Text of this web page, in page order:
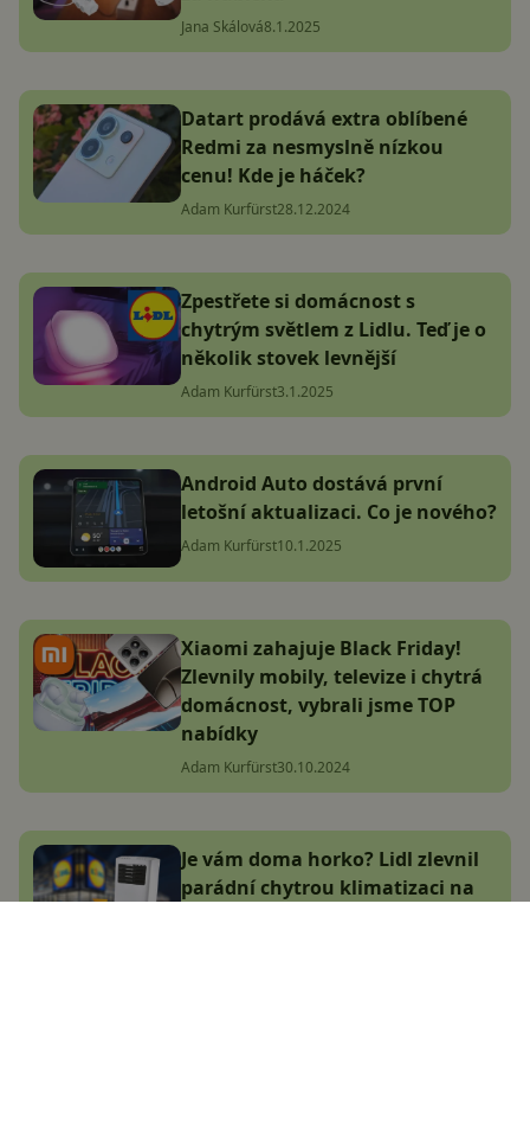
Jana Skálová8.1.2025
Datart prodává extra oblíbené
Redmi za nesmyslně nízkou
cenu! Kde je háček?
Adam Kurfürst28.12.2024
Zpestřete si domácnost s
chytrým světlem z Lidlu. Teď je o
několik stovek levnější
Adam Kurfürst3.1.2025
Android Auto dostává první
letošní aktualizaci. Co je nového?
Adam Kurfürst10.1.2025
Xiaomi zahajuje Black Friday!
Zlevnily mobily, televize i chytrá
domácnost, vybrali jsme TOP
nabídky
Adam Kurfürst30.10.2024
Je vám doma horko? Lidl zlevnil
parádní chytrou klimatizaci na